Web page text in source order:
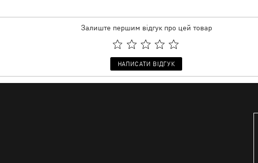
Залиште першим відгук про цей товар
НАПИСАТИ ВІДГУК